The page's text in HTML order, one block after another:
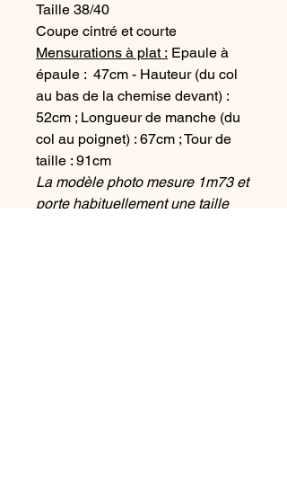
Taille 38/40
Coupe cintré et courte
Mensurations à plat : Epaule à
épaule : 47cm - Hauteur (du col
au bas de la chemise devant) :
52cm ; Longueur de manche (du
col au poignet) : 67cm ; Tour de
taille : 91cm
La modèle photo mesure 1m73 et
porte habituellement une taille